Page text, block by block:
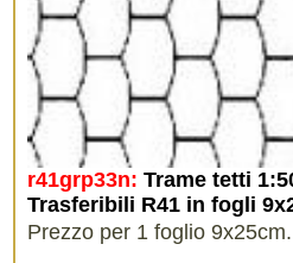
r41grp33n: Trame tetti
Trasferibili R41 in fogli
Prezzo per 1 foglio 9x25cm.